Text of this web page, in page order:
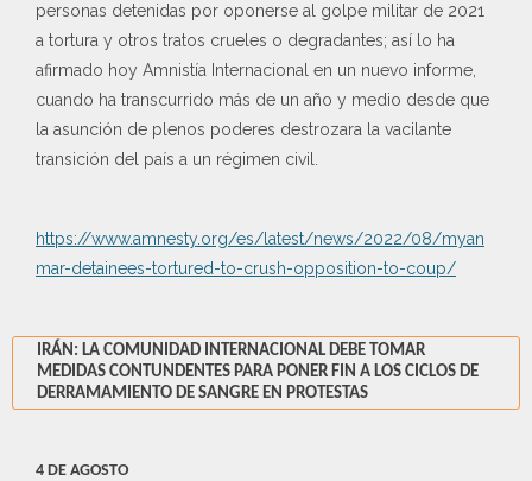
personas detenidas por oponerse al golpe militar de 2021
a tortura y otros tratos crueles o degradantes; así lo ha
afirmado hoy Amnistía Internacional en un nuevo informe,
cuando ha transcurrido más de un año y medio desde que
la asunción de plenos poderes destrozara la vacilante
transición del país a un régimen civil.
https://www.amnesty.org/es/latest/news/2022/08/myan
mar-detainees-tortured-to-crush-opposition-to-coup/
IRÁN: LA COMUNIDAD INTERNACIONAL DEBE TOMAR
MEDIDAS CONTUNDENTES PARA PONER FIN A LOS CICLOS DE
DERRAMAMIENTO DE SANGRE EN PROTESTAS
4 DE AGOSTO